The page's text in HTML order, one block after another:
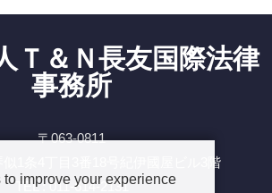
Ｔ＆Ｎ長友国際法律
事務所
〒063-0811
似1条4丁目3番18号紀伊國屋ビル3階
TEL : 011-614-2131
improve your experience